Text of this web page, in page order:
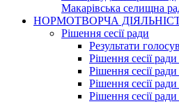
Макарівська селищна
НОРМОТВОРЧА
Рішення сесії ради
Результати
Рішення сесії
Рішення сесії
Рішення сесії
Рішення сесії